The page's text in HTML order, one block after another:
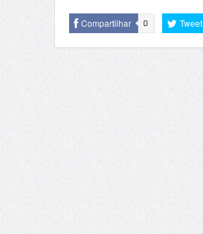
Compartilhar 0 Tweet